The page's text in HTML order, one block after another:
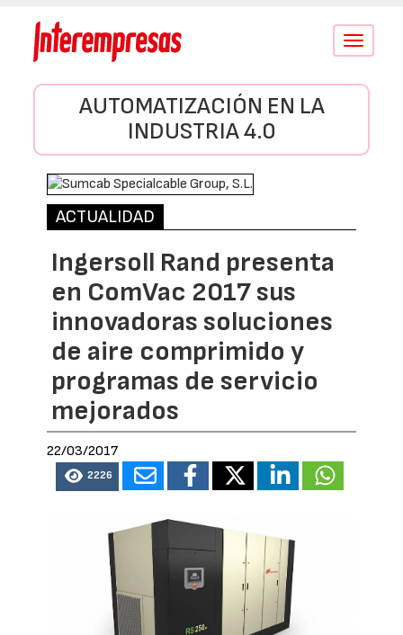
Conmutar
AUTOMATIZACIÓN EN LA
INDUSTRIA 4.0
ACTUALIDAD
Ingersoll Rand presenta
en ComVac 2017 sus
innovadoras soluciones
de aire comprimido y
programas de servicio
mejorados
22/03/2017
2226